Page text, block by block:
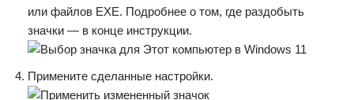
или файлов EXE. Подробнее о том, где раздобыть
значки — в конце инструкции.
Примените сделанные настройки.